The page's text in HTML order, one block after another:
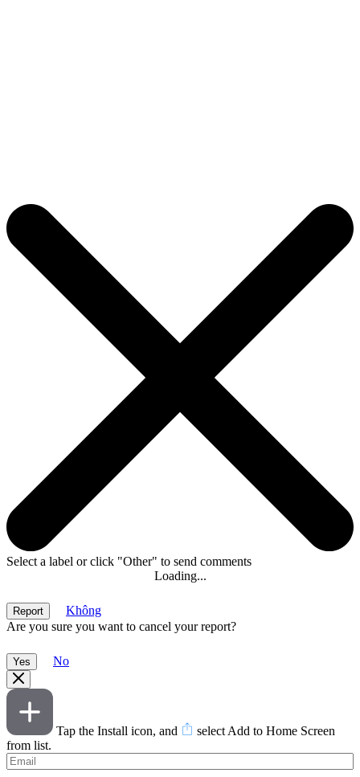
Select a label or click "Other" to send comments
Loading...
Không
Are you sure you want to cancel your report?
No
Tap the Install icon, and
select Add to Home Screen
from list.